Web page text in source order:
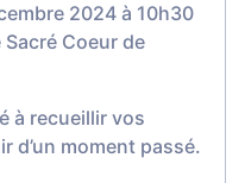
2024 à 10h30
Coeur de
à recueillir vos
d’un moment passé.